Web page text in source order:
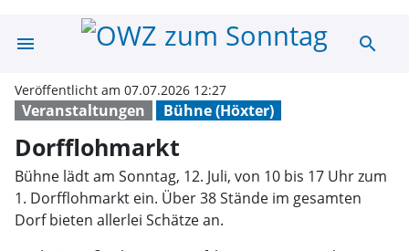
menu Dorfflohmarkt
search
Veranstaltungen Bühne (Höxter)
Veröffentlicht am 07.07.2026 12:27
Dorfflohmarkt
Bühne lädt am Sonntag, 12. Juli, von 10 bis 17 Uhr zum
1. Dorfflohmarkt ein. Über 38 Stände im gesamten
Dorf bieten allerlei Schätze an.